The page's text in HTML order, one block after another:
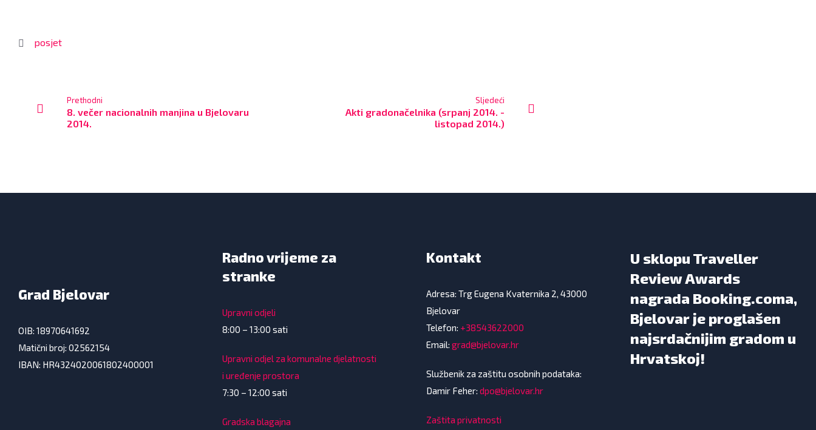
posjet
Prethodni
8. večer nacionalnih manjina u Bjelovaru
2014.
Sljedeći
Akti gradonačelnika (srpanj 2014. -
listopad 2014.)
Grad Bjelovar
OIB: 18970641692
Matični broj: 02562154
IBAN: HR4324020061802400001
Radno vrijeme za
stranke
Upravni odjeli
8:00 – 13:00 sati
Upravni odjel za komunalne djelatnosti
i uređenje prostora
7:30 – 12:00 sati
Gradska blagajna
Kontakt
Adresa: Trg Eugena Kvaternika 2, 43000
Bjelovar
Telefon: +38543622000
Email: grad@bjelovar.hr
Službenik za zaštitu osobnih podataka:
Damir Feher: dpo@bjelovar.hr
Zaštita privatnosti
U sklopu Traveller
Review Awards
nagrada Booking.coma,
Bjelovar je proglašen
najsrdačnijim gradom u
Hrvatskoj!